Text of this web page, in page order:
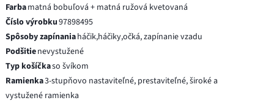
Farbamatná bobuľová + matná ružová kvetovaná
Číslo výrobku97898495
Spôsoby zapínaniaháčik,háčiky,očká, zapínanie vzadu
Podšitienevystužené
Typ košíčkaso švíkom
Ramienka3-stupňovo nastaviteľné, prestaviteľné, široké a
vystužené ramienka